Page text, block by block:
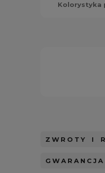
Kolorystyka
ZWROTY I
GWARANCJA